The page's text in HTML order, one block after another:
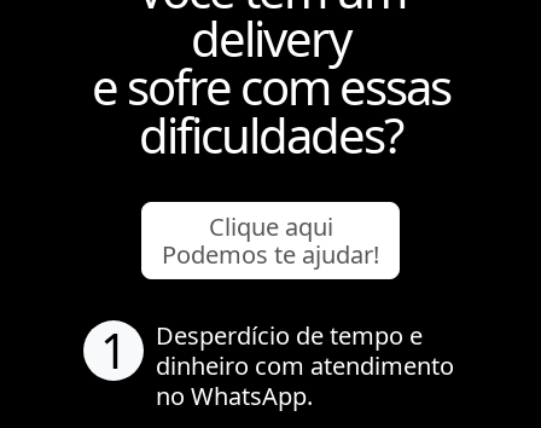
delivery
e sofre com essas
dificuldades?
Clique aqui
Podemos te ajudar!
1
Desperdício de tempo e
dinheiro com atendimento
no WhatsApp.